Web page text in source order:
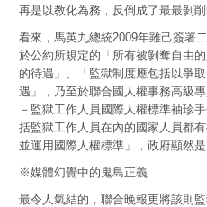
再是以教化為務，反倒成了最最剝削
看來，馬英九總統2009年雖己簽署
於公約所規定的「所有被剝奪自由
的待遇」、「監獄制度應包括以爭
遇」，乃至於聯合國人權事務高級
－監獄工作人員國際人權標準袖珍
括監獄工作人員在內的國家人員都
並運用國際人權標準」，政府顯然
※媒體幻覺中的鬼島正義
最令人氣結的，聯合晚報更將該則